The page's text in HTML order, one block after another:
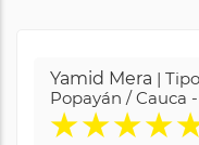
Yamid Mera |
Popayán / Cauca
★★★★